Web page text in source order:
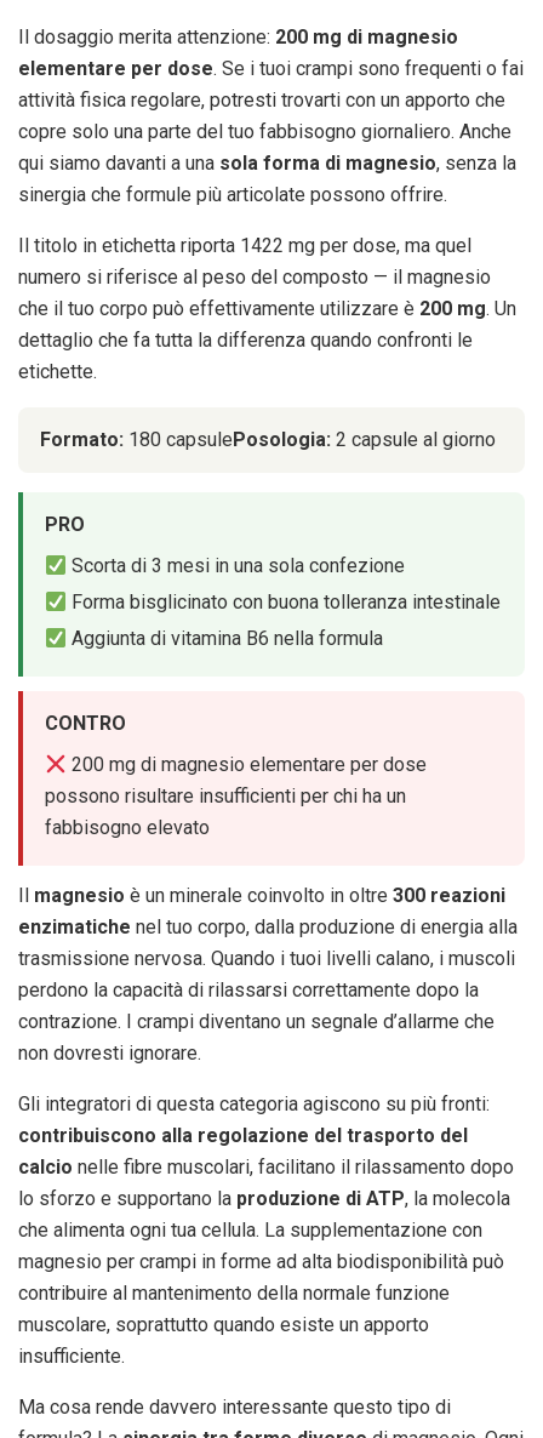
Il dosaggio merita attenzione: 200 mg di magnesio
elementare per dose. Se i tuoi crampi sono frequenti o fai
attività fisica regolare, potresti trovarti con un apporto che
copre solo una parte del tuo fabbisogno giornaliero. Anche
qui siamo davanti a una sola forma di magnesio, senza la
sinergia che formule più articolate possono offrire.
Il titolo in etichetta riporta 1422 mg per dose, ma quel
numero si riferisce al peso del composto — il magnesio
che il tuo corpo può effettivamente utilizzare è 200 mg. Un
dettaglio che fa tutta la differenza quando confronti le
etichette.
Formato: 180 capsule Posologia: 2 capsule al giorno
PRO
Scorta di 3 mesi in una sola confezione
Forma bisglicinato con buona tolleranza intestinale
Aggiunta di vitamina B6 nella formula
CONTRO
200 mg di magnesio elementare per dose
possono risultare insufficienti per chi ha un
fabbisogno elevato
magnesio è un minerale coinvolto in oltre 300 reazioni
enzimatiche nel tuo corpo, dalla produzione di energia alla
trasmissione nervosa. Quando i tuoi livelli calano, i muscoli
perdono la capacità di rilassarsi correttamente dopo la
contrazione. I crampi diventano un segnale d’allarme che
non dovresti ignorare.
Gli integratori di questa categoria agiscono su più fronti:
contribuiscono alla regolazione del trasporto del
calcio nelle fibre muscolari, facilitano il rilassamento dopo
lo sforzo e supportano la produzione di ATP, la molecola
che alimenta ogni tua cellula. La supplementazione con
magnesio per crampi in forme ad alta biodisponibilità può
contribuire al mantenimento della normale funzione
muscolare, soprattutto quando esiste un apporto
insufficiente.
Ma cosa rende davvero interessante questo tipo di